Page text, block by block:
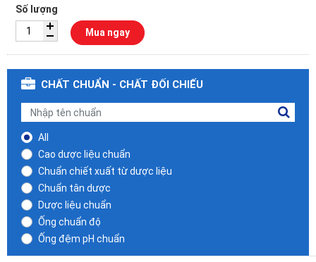
Số lượng
Mua ngay
CHẤT CHUẨN - CHẤT ĐỐI CHIẾU
All
Cao dược liệu chuẩn
Chuẩn chiết xuất từ dược liệu
Chuẩn tân dược
Dược liệu chuẩn
Ống chuẩn độ
Ống đệm pH chuẩn